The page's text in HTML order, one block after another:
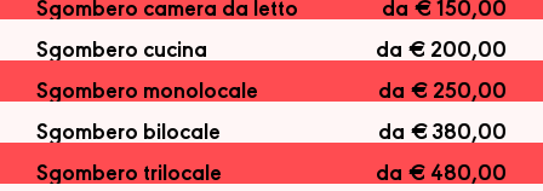
Sgombero camera da letto
da € 150,00
Sgombero cucina
da € 200,00
Sgombero monolocale
da € 250,00
Sgombero bilocale
da € 380,00
Sgombero trilocale
da € 480,00